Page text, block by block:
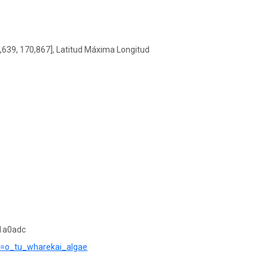
170,867], Latitud Máxima Longitud